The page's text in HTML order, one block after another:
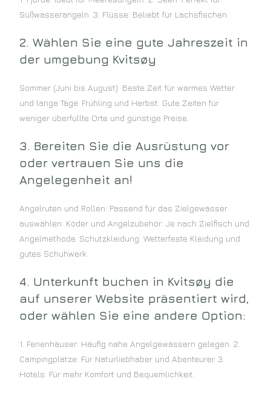
Süßwasserangeln. 3. Flüsse: Beliebt für Lachsfischen.
2. Wählen Sie eine gute Jahreszeit in
der umgebung Kvitsøy
Sommer (Juni bis August): Beste Zeit für warmes Wetter
und lange Tage. Frühling und Herbst: Gute Zeiten für
weniger überfüllte Orte und günstige Preise..
3. Bereiten Sie die Ausrüstung vor
oder vertrauen Sie uns die
Angelegenheit an!
Angelruten und Rollen: Passend für das Zielgewässer
auswählen. Köder und Angelzubehör: Je nach Zielfisch und
Angelmethode. Schutzkleidung: Wetterfeste Kleidung und
gutes Schuhwerk.
4. Unterkunft buchen in Kvitsøy die
auf unserer Website präsentiert wird,
oder wählen Sie eine andere Option:
1. Ferienhäuser: Häufig nahe Angelgewässern gelegen. 2.
Campingplätze: Für Naturliebhaber und Abenteurer. 3.
Hotels: Für mehr Komfort und Bequemlichkeit.